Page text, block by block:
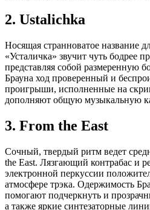
2. Ustalichka
Носящая странноватое название
«Усталичка» звучит чуть бодрее
представляя собой размеренную
Брауна ход проверенный и
проигрыши, исполненные на
дополняют общую музыкальную
3. From the East
Сочный, твердый ритм ведет
the East. Лязгающий контрабас и
электронной перкуссии
атмосфере трэка. Одержимость
помогают подчеркнуть и
а также яркие синтезаторные